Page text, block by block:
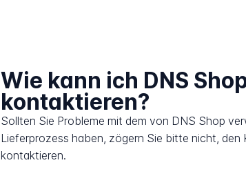
Wie kann ich DNS
kontaktieren?
Sollten Sie Probleme mit dem von DNS Shop
Lieferprozess haben, zögern Sie bitte nicht, den
kontaktieren.